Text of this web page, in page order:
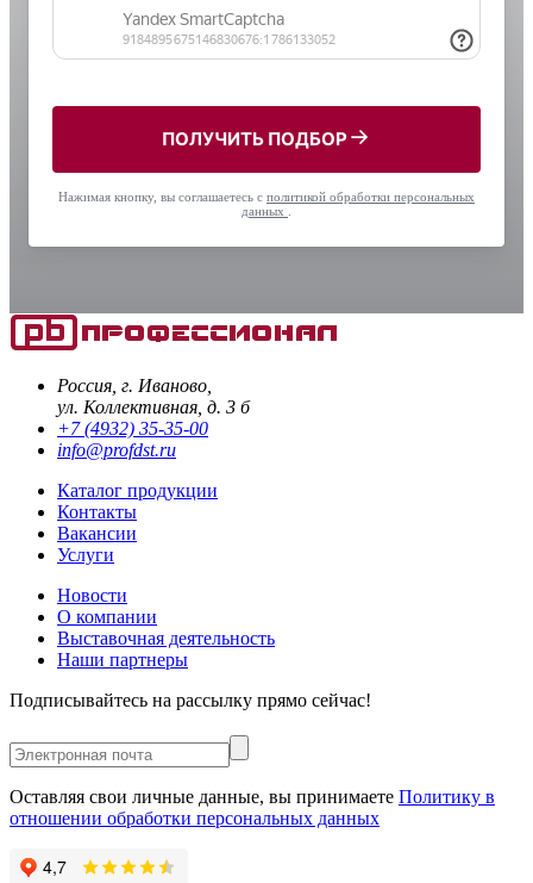
ПОЛУЧИТЬ ПОДБОР
Нажимая кнопку, вы соглашаетесь с политикой обработки персональных
данных
Россия, г. Иваново,
ул. Коллективная, д. 3 б
+7 (4932) 35-35-00
info@profdst.ru
Каталог продукции
Контакты
Вакансии
Услуги
Новости
О компании
Выставочная деятельность
Наши партнеры
Подписывайтесь на рассылку прямо сейчас!
Оставляя свои личные данные, вы принимаете Политику в
отношении обработки персональных данных